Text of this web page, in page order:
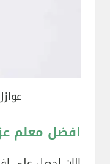
افضل معلم